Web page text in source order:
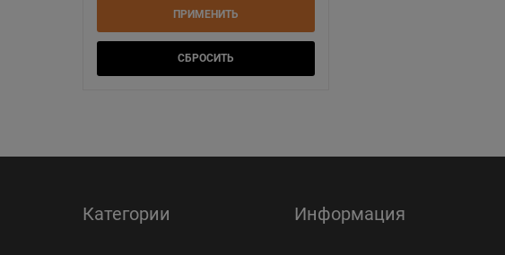
Категории Информация